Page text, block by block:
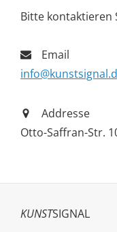
Bitte kontaktieren
Email
Addresse
Otto-Saffran-Str.
KUNSTSIGNAL